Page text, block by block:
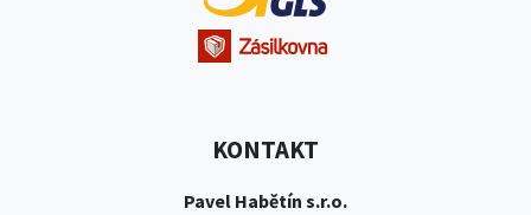
KONTAKT
Pavel Habětín s.r.o.